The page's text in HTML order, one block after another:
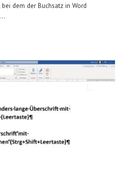
dem der Buchsatz in Word